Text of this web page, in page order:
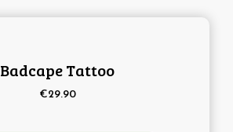
Badcape Tattoo
€29.90